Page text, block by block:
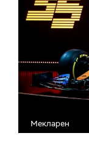
Мекларен